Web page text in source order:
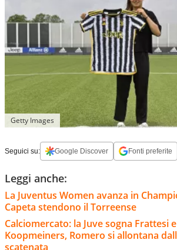
Getty Images
Seguici su: Google Discover Fonti preferite
Leggi anche:
La Juventus Women avanza in
Capeta stendono il Torreense
Calciomercato: la Juve sogna Frattesi
Koopmeiners, Romero si allontana
scatenata